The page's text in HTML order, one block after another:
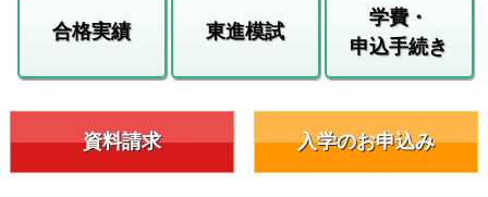
合格実績 東進模試
学費・
申込手続き
資料請求 入学のお申込み